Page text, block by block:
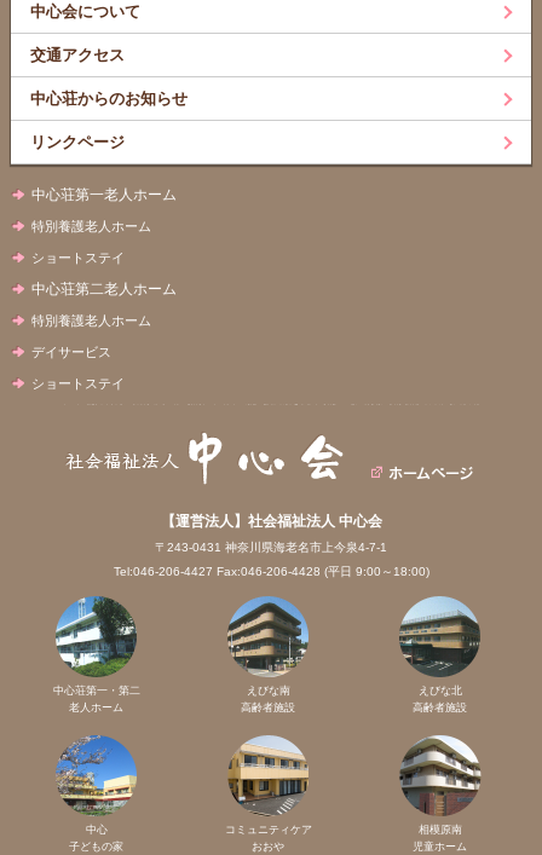
中心会について
交通アクセス
中心荘からのお知らせ
リンクページ
中心荘第一老人ホーム
特別養護老人ホーム
ショートステイ
中心荘第二老人ホーム
特別養護老人ホーム
デイサービス
ショートステイ
【運営法人】社会福祉法人 中心会
〒243-0431 神奈川県海老名市上今泉4-7-1
Tel:046-206-4427 Fax:046-206-4428 (平日 9:00～18:00)
中心荘第一・第二
老人ホーム
えびな南
高齢者施設
えびな北
高齢者施設
中心
子どもの家
コミュニティケア
おおや
相模原南
児童ホーム